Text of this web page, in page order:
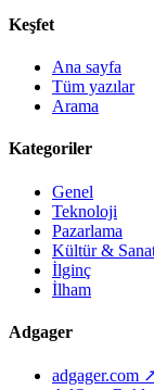
Keşfet
Ana sayfa
Tüm yazılar
Arama
Kategoriler
Genel
Teknoloji
Pazarlama
Kültür &
İlginç
İlham
Adgager
adgager.com